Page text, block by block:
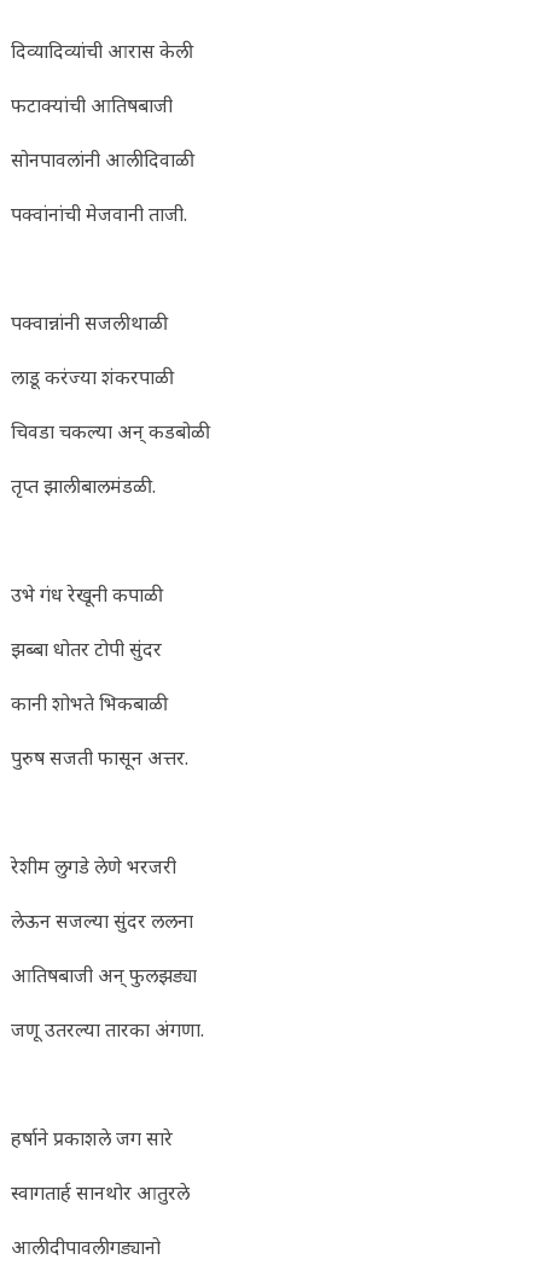
दिव्यादिव्यांची आरास केली
फटाक्यांची आतिषबाजी
सोनपावलांनी आली दिवाळी
पक्वांनांची मेजवानी ताजी.
पक्वान्नांनी सजली थाळी
लाडू करंज्या शंकरपाळी
चिवडा चकल्या अन् कडबोळी
तृप्त झाली बालमंडळी.
उभे गंध रेखूनी कपाळी
झब्बा धोतर टोपी सुंदर
कानी शोभते भिकबाळी
पुरुष सजती फासून अत्तर.
रेशीम लुगडे लेणे भरजरी
लेऊन सजल्या सुंदर ललना
आतिषबाजी अन् फुलझड्या
जणू उतरल्या तारका अंगणा.
हर्षाने प्रकाशले जग सारे
स्वागतार्ह सानथोर आतुरले
आली दीपावली गड्यानो